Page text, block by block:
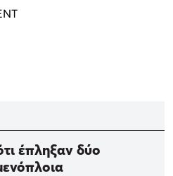
έπληξαν δύο